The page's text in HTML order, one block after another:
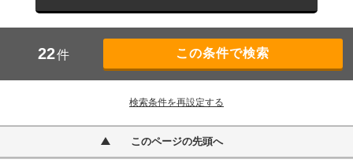
22件
検索条件を再設定する
このページの先頭へ